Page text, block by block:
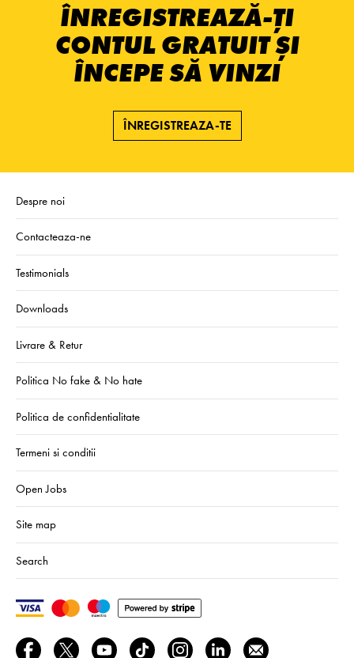
ÎNREGISTREAZĂ-ȚI
CONTUL GRATUIT ȘI
ÎNCEPE SĂ VINZI
ÎNREGISTREAZA-TE
Despre noi
Contacteaza-ne
Testimonials
Downloads
Livrare & Retur
Politica No fake & No hate
Politica de confidentialitate
Termeni si conditii
Open Jobs
Site map
Search